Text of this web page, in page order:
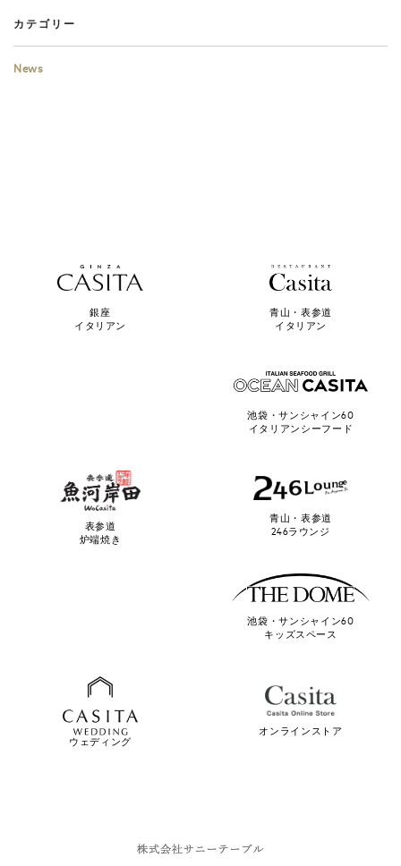
カテゴリー
News
銀座
イタリアン
青山・表参道
イタリアン
池袋・サンシャイン60
イタリアンシーフード
表参道
炉端焼き
青山・表参道
246ラウンジ
池袋・サンシャイン60
キッズスペース
ウェディング
オンラインストア